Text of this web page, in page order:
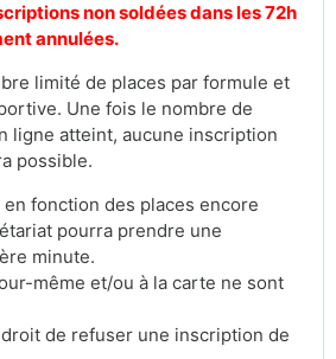
non soldées dans les 72h
annulées.
limité de places par formule et
Une fois le nombre de
ligne atteint, aucune inscription
possible.
fonction des places encore
pourra prendre une
minute.
même et/ou à la carte ne sont
droit de refuser une inscription de